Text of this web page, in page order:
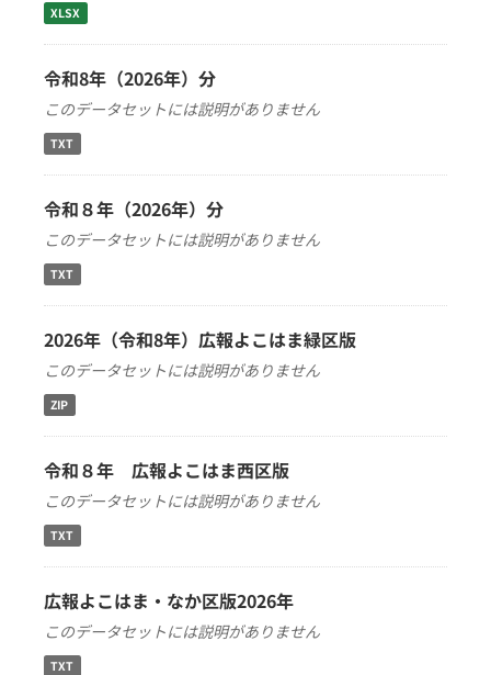
XLSX
令和8年（2026年）分
このデータセットには説明がありません
TXT
令和８年（2026年）分
このデータセットには説明がありません
TXT
2026年（令和8年）広報よこはま緑区版
このデータセットには説明がありません
ZIP
令和８年 広報よこはま西区版
このデータセットには説明がありません
TXT
広報よこはま・なか区版2026年
このデータセットには説明がありません
TXT